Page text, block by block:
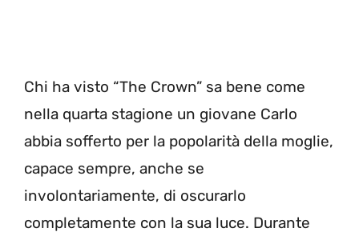
Chi ha visto “The Crown” sa bene come
nella quarta stagione un giovane Carlo
abbia sofferto per la popolarità della moglie,
capace sempre, anche se
involontariamente, di oscurarlo
completamente con la sua luce. Durante